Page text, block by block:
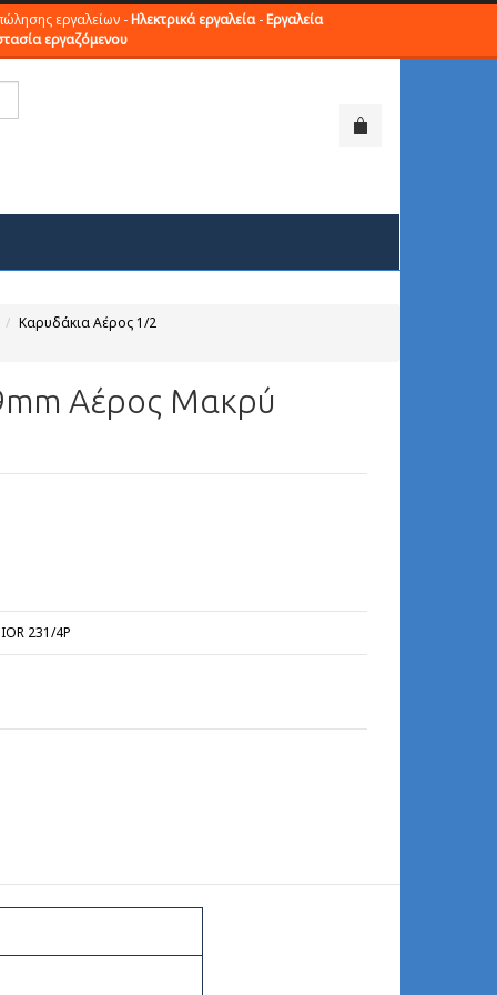
εργαλείων -Ηλεκτρικά εργαλεία-Εργαλεία
εργαζόμενου
Καρυδάκια Αέρος 1/2
Αέρος Μακρύ
231/4Ρ